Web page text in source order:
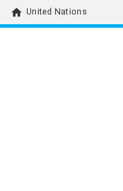
home United Nations